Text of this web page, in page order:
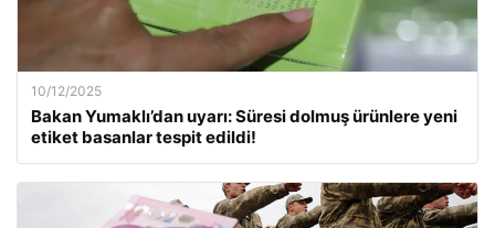
10/12/2025
Bakan Yumaklı’dan uyarı: Süresi dolmuş ürünlere yeni
etiket basanlar tespit edildi!